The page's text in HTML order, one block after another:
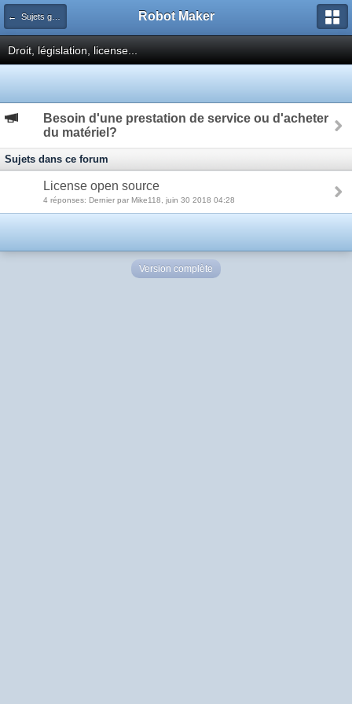
← Sujets généraux Robot Maker
Droit, législation, license...
Besoin d'une prestation de service ou d'acheter
du matériel?
Sujets dans ce forum
License open source
4 réponses: Dernier par Mike118, juin 30 2018 04:28
Version complète